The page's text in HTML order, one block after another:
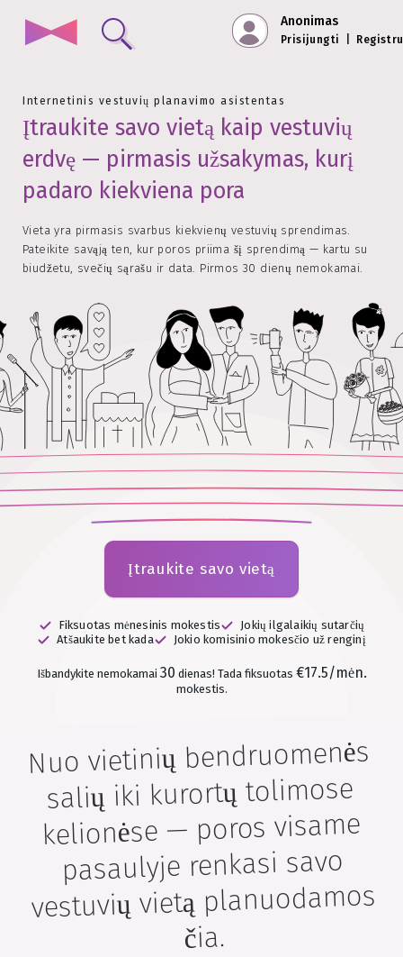
Anonimas
Prisijungti
Internetinis vestuvių planavimo asistentas
Įtraukite savo vietą kaip vestuvių
erdvę — pirmasis užsakymas, kurį
padaro kiekviena pora
Vieta yra pirmasis svarbus kiekvienų vestuvių sprendimas.
Pateikite savąją ten, kur poros priima šį sprendimą — kartu su
biudžetu, svečių sąrašu ir data. Pirmos 30 dienų nemokamai.
Įtraukite savo vietą
Fiksuotas mėnesinis mokestis
Jokių ilgalaikių sutarčių
Atšaukite bet kada
Jokio komisinio mokesčio už renginį
Išbandykite nemokamai 30 dienas! Tada fiksuotas €17.5/mėn.
mokestis.
Nuo vietinių bendruomenės
salių iki kurortų tolimose
kelionėse — poros visame
pasaulyje renkasi savo
vestuvių vietą planuodamos
čia.